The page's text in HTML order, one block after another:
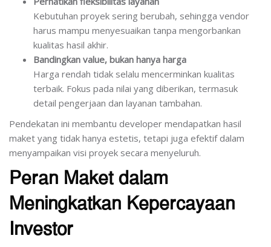
Kebutuhan proyek sering berubah, sehingga vendor
harus mampu menyesuaikan tanpa mengorbankan
kualitas hasil akhir.
Bandingkan value, bukan hanya harga
Harga rendah tidak selalu mencerminkan kualitas
terbaik. Fokus pada nilai yang diberikan, termasuk
detail pengerjaan dan layanan tambahan.
Pendekatan ini membantu developer mendapatkan hasil
maket yang tidak hanya estetis, tetapi juga efektif dalam
menyampaikan visi proyek secara menyeluruh.
Peran Maket dalam
Meningkatkan Kepercayaan
Investor